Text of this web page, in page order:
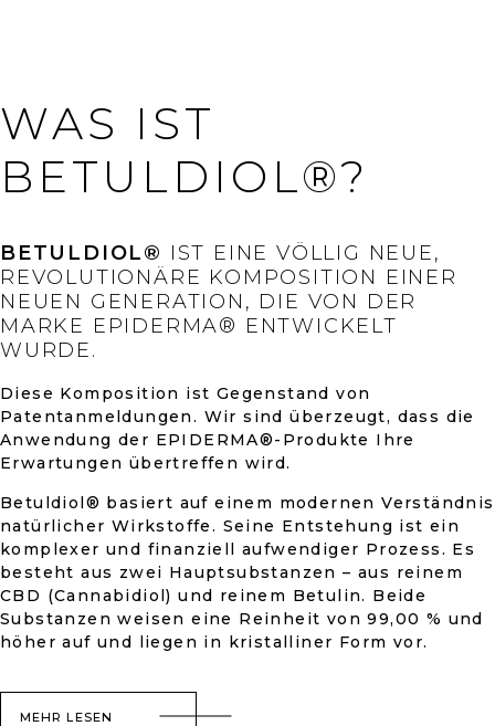
WAS IST
BETULDIOL®?
BETULDIOL® IST EINE VÖLLIG NEUE,
REVOLUTIONÄRE KOMPOSITION EINER
NEUEN GENERATION, DIE VON DER
MARKE EPIDERMA® ENTWICKELT
WURDE.
Diese Komposition ist Gegenstand von
Patentanmeldungen. Wir sind überzeugt, dass die
Anwendung der EPIDERMA®-Produkte Ihre
Erwartungen übertreffen wird.
Betuldiol® basiert auf einem modernen Verständnis
natürlicher Wirkstoffe. Seine Entstehung ist ein
komplexer und finanziell aufwendiger Prozess. Es
besteht aus zwei Hauptsubstanzen – aus reinem
CBD (Cannabidiol) und reinem Betulin. Beide
Substanzen weisen eine Reinheit von 99,00 % und
höher auf und liegen in kristalliner Form vor.
MEHR LESEN